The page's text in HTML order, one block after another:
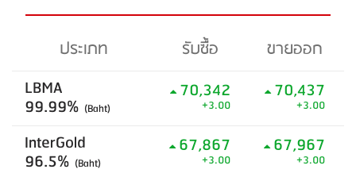
ประเภท รับซื้อ
ขายออก
LBMA
99.99% (Baht)
70,342
+3.00
70,437
+3.00
InterGold
96.5% (Baht)
67,867
+3.00
67,967
+3.00